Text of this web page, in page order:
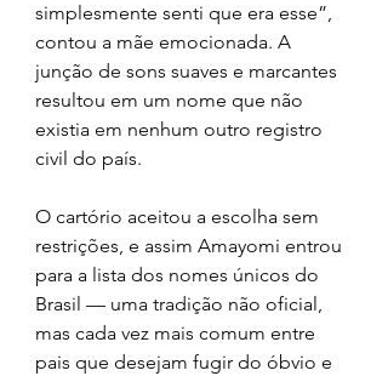
simplesmente senti que era esse”,
contou a mãe emocionada. A
junção de sons suaves e marcantes
resultou em um nome que não
existia em nenhum outro registro
civil do país.
O cartório aceitou a escolha sem
restrições, e assim Amayomi entrou
para a lista dos nomes únicos do
Brasil — uma tradição não oficial,
mas cada vez mais comum entre
pais que desejam fugir do óbvio e